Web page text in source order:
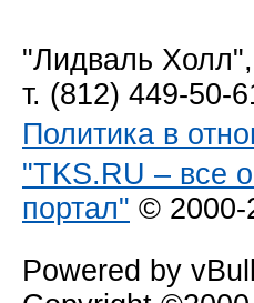
"Лидваль
т. (812) 449-
Политика в
"TKS.RU – все
портал" © 2000-
Powered by